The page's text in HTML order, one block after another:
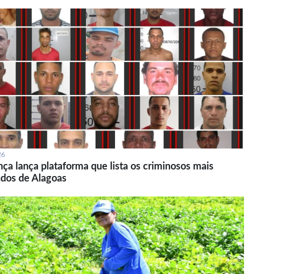
lança plataforma que lista os criminosos mais
de Alagoas